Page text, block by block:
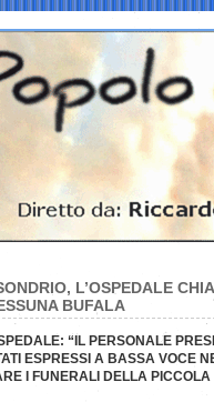
L’OSPEDALE
BUFALA
“IL PERSONALE
ESPRESSI A BASSA VOCE
I FUNERALI DELLA PICCOLA